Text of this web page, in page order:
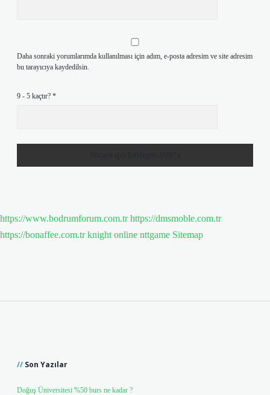
Daha sonraki yorumlarımda kullanılması için adım, e-posta adresim ve site adresim
bu tarayıcıya kaydedilsin.
9 - 5 kaçtır? *
https://www.bodrumforum.com.tr https://dmsmoble.com.tr
https://bonaffee.com.tr knight online nttgame Sitemap
Son Yazılar
Doğuş Üniversitesi %50 burs ne kadar ?